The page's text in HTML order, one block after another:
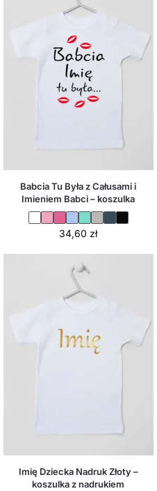
Babcia Tu Była z Całusami i
Imieniem Babci – koszulka
34,60 zł
Imię Dziecka Nadruk Złoty –
koszulka z nadrukiem